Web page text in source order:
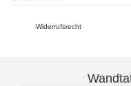
Widerrufsrecht